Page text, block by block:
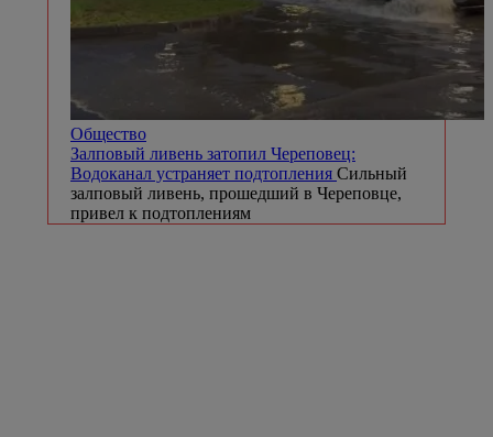
Общество
Залповый ливень затопил Череповец:
Водоканал устраняет подтопления Сильный
залповый ливень, прошедший в Череповце,
привел к подтоплениям